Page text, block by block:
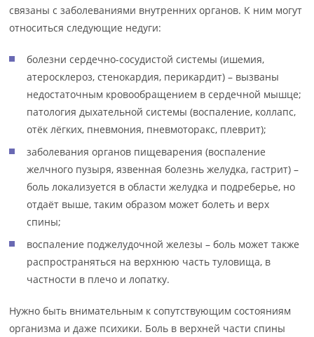
связаны с заболеваниями внутренних органов. К ним могут
относиться следующие недуги:
болезни сердечно-сосудистой системы (ишемия,
атеросклероз, стенокардия, перикардит) – вызваны
недостаточным кровообращением в сердечной мышце;
патология дыхательной системы (воспаление, коллапс,
отёк лёгких, пневмония, пневмоторакс, плеврит);
заболевания органов пищеварения (воспаление
желчного пузыря, язвенная болезнь желудка, гастрит) –
боль локализуется в области желудка и подреберье, но
отдаёт выше, таким образом может болеть и верх
спины;
воспаление поджелудочной железы – боль может также
распространяться на верхнюю часть туловища, в
частности в плечо и лопатку.
Нужно быть внимательным к сопутствующим состояниям
организма и даже психики. Боль в верхней части спины